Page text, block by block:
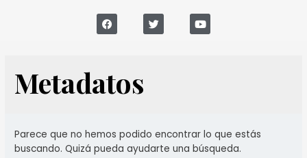
Metadatos
Parece que no hemos podido encontrar lo que estás
buscando. Quizá pueda ayudarte una búsqueda.